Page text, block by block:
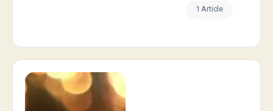
1 Article